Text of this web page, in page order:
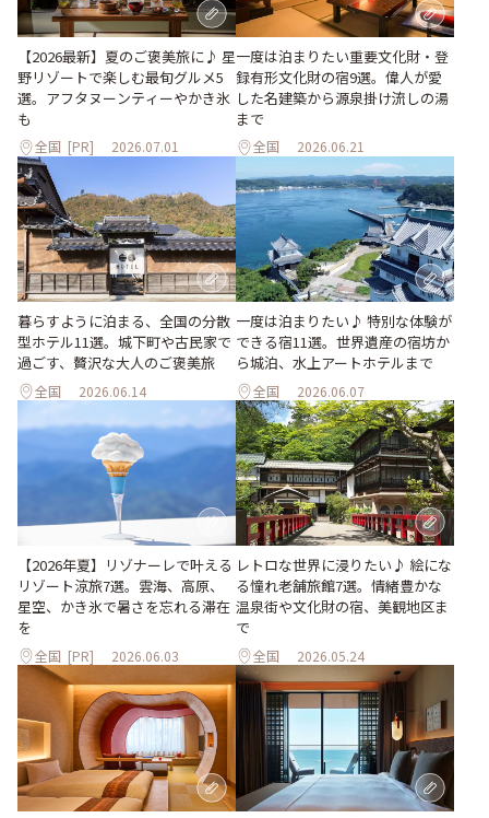
【2026最新】夏のご褒美旅に♪ 星
野リゾートで楽しむ最旬グルメ5
選。アフタヌーンティーやかき氷
も
全国 [PR] 2026.07.01
一度は泊まりたい重要文化財・登
録有形文化財の宿9選。偉人が愛
した名建築から源泉掛け流しの湯
まで
全国 2026.06.21
暮らすように泊まる、全国の分散
型ホテル11選。城下町や古民家で
過ごす、贅沢な大人のご褒美旅
全国 2026.06.14
一度は泊まりたい♪ 特別な体験が
できる宿11選。世界遺産の宿坊か
ら城泊、水上アートホテルまで
全国 2026.06.07
【2026年夏】リゾナーレで叶える
リゾート涼旅7選。雲海、高原、
星空、かき氷で暑さを忘れる滞在
を
全国 [PR] 2026.06.03
レトロな世界に浸りたい♪ 絵にな
る憧れ老舗旅館7選。情緒豊かな
温泉街や文化財の宿、美観地区ま
で
全国 2026.05.24